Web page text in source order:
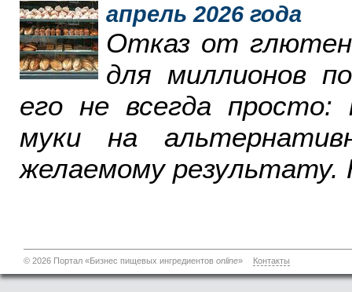
апрель 2026 года
Отказ от
для миллионов
его не всегда просто:
муки на
желаемому результату.
© 2026 Портал «Бизнес пищевых ингредиентов online» Контакты